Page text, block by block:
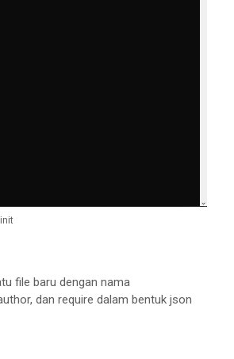
file baru dengan nama
dan require dalam bentuk json